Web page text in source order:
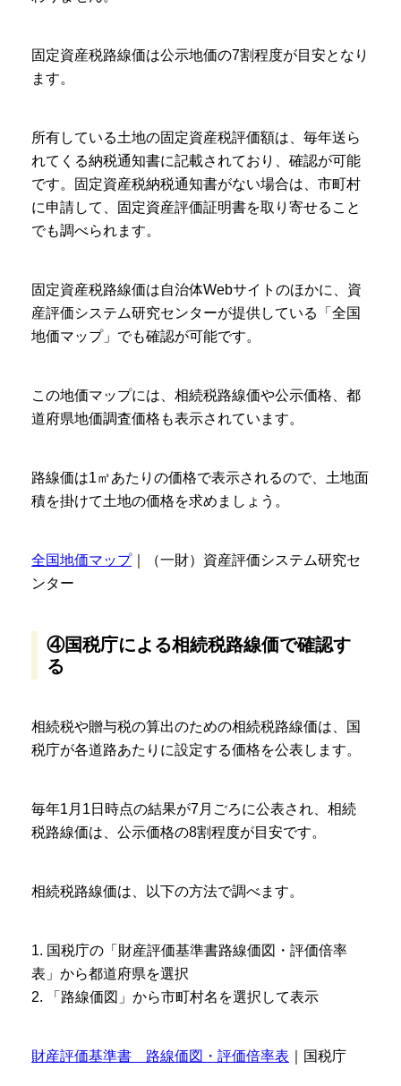
固定資産税路線価は公示地価の7割程度が目安となり
ます。
所有している土地の固定資産税評価額は、毎年送ら
れてくる納税通知書に記載されており、確認が可能
です。固定資産税納税通知書がない場合は、市町村
に申請して、固定資産評価証明書を取り寄せること
でも調べられます。
固定資産税路線価は自治体Webサイトのほかに、資
産評価システム研究センターが提供している「全国
地価マップ」でも確認が可能です。
この地価マップには、相続税路線価や公示価格、都
道府県地価調査価格も表示されています。
路線価は1㎡あたりの価格で表示されるので、土地面
積を掛けて土地の価格を求めましょう。
全国地価マップ｜（一財）資産評価システム研究セ
ンター
④国税庁による相続税路線価で確認す
る
相続税や贈与税の算出のための相続税路線価は、国
税庁が各道路あたりに設定する価格を公表します。
毎年1月1日時点の結果が7月ごろに公表され、相続
税路線価は、公示価格の8割程度が目安です。
相続税路線価は、以下の方法で調べます。
1. 国税庁の「財産評価基準書路線価図・評価倍率
表」から都道府県を選択
2. 「路線価図」から市町村名を選択して表示
財産評価基準書 路線価図・評価倍率表 ｜国税庁